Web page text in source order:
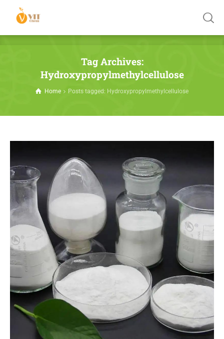
Tag Archives:
Hydroxypropylmethylcellulose
Home Posts tagged: Hydroxypropylmethylcellulose